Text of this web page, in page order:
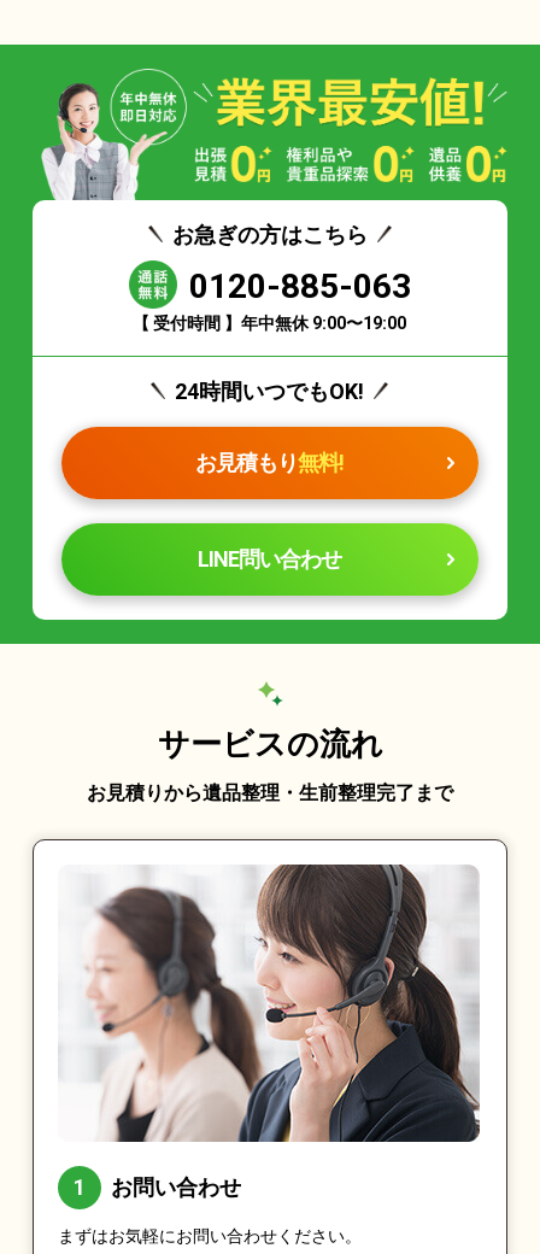
お急ぎの方はこちら
0120-885-063
【 受付時間 】年中無休 9:00〜19:00
24時間いつでもOK!
お見積もり無料!
LINE問い合わせ
サービスの流れ
お見積りから遺品整理・生前整理完了まで
お問い合わせ
まずはお気軽にお問い合わせください。